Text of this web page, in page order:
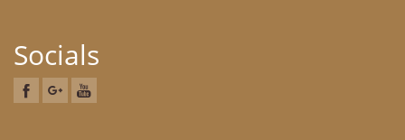
Socials